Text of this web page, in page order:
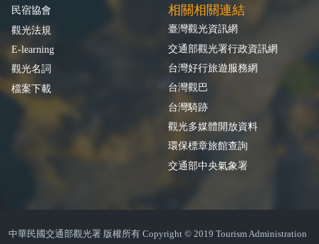
民宿協會
觀光法規
E-learning
觀光名詞
檔案下載
相關相關連結
臺灣觀光資訊網
交通部觀光署行政資訊網
台灣好行旅遊服務網
台灣觀巴
台灣騎跡
觀光多媒體開放資料
環保標章旅館查詢
交通部中央氣象署
中華民國交通部觀光署 版權所有 Copyright © 2019 Tourism Administration